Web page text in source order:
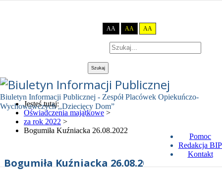
AA AA AA
Szukaj
Biuletyn Informacji Publicznej - Zespół Placówek Opiekuńczo-
Wychowawczych ,,Dziecięcy Dom”
Pomoc
Redakcja BIP
Kontakt
Jesteś tutaj:
Oświadczenia majątkowe >
za rok 2022 >
Bogumiła Kuźniacka 26.08.2022
Bogumiła Kuźniacka 26.08.2022